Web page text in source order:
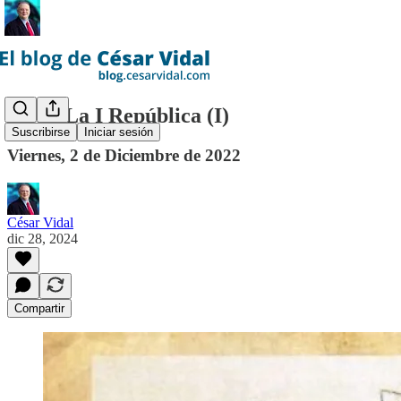
Suscribirse Iniciar sesión
(CX): La I República (I)
Viernes, 2 de Diciembre de 2022
César Vidal
dic 28, 2024
Compartir